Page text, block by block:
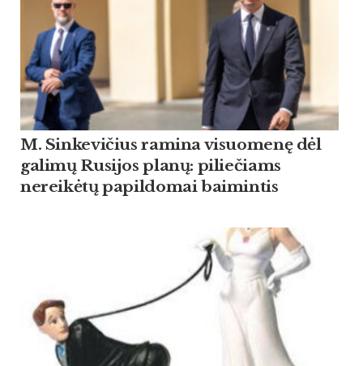
M. Sinkevičius ramina visuomenę dėl
galimų Rusijos planų: piliečiams
nereikėtų papildomai baimintis